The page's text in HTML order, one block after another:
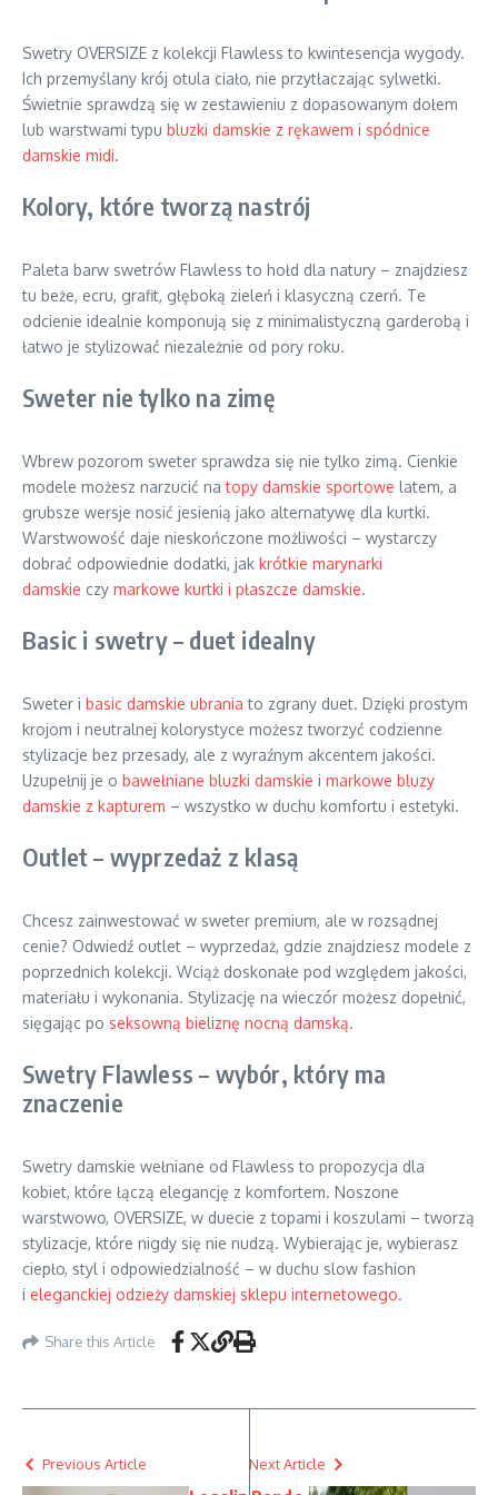
Swetry OVERSIZE z kolekcji Flawless to kwintesencja wygody.
Ich przemyślany krój otula ciało, nie przytłaczając sylwetki.
Świetnie sprawdzą się w zestawieniu z dopasowanym dołem
lub warstwami typu bluzki damskie z rękawem i spódnice
damskie midi.
Kolory, które tworzą nastrój
Paleta barw swetrów Flawless to hołd dla natury – znajdziesz
tu beże, ecru, grafit, głęboką zieleń i klasyczną czerń. Te
odcienie idealnie komponują się z minimalistyczną garderobą i
łatwo je stylizować niezależnie od pory roku.
Sweter nie tylko na zimę
Wbrew pozorom sweter sprawdza się nie tylko zimą. Cienkie
modele możesz narzucić natopy damskie sportowe latem, a
grubsze wersje nosić jesienią jako alternatywę dla kurtki.
Warstwowość daje nieskończone możliwości – wystarczy
dobrać odpowiednie dodatki, jak krótkie marynarki
damskie czy markowe kurtki i płaszcze damskie.
Basic i swetry – duet idealny
Sweter i basic damskie ubrania to zgrany duet. Dzięki prostym
krojom i neutralnej kolorystyce możesz tworzyć codzienne
stylizacje bez przesady, ale z wyraźnym akcentem jakości.
Uzupełnij je o bawełniane bluzki damskie i markowe bluzy
damskie z kapturem – wszystko w duchu komfortu i estetyki.
Outlet – wyprzedaż z klasą
Chcesz zainwestować w sweter premium, ale w rozsądnej
cenie? Odwiedź outlet – wyprzedaż, gdzie znajdziesz modele z
poprzednich kolekcji. Wciąż doskonałe pod względem jakości,
materiału i wykonania. Stylizację na wieczór możesz dopełnić,
sięgając po seksowną bieliznę nocną damską.
Swetry Flawless – wybór, który ma
znaczenie
Swetry damskie wełniane od Flawless to propozycja dla
kobiet, które łączą elegancję z komfortem. Noszone
warstwowo, OVERSIZE, w duecie z topami i koszulami – tworzą
stylizacje, które nigdy się nie nudzą. Wybierając je, wybierasz
ciepło, styl i odpowiedzialność – w duchu slow fashion
i eleganckiej odzieży damskiej sklepu internetowego.
Share this Article
Previous Article Next Article